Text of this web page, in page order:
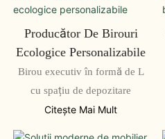
Producător De Birouri
Ecologice Personalizabile
Birou executiv în formă de L
cu spațiu de depozitare
Citeşte Mai Mult